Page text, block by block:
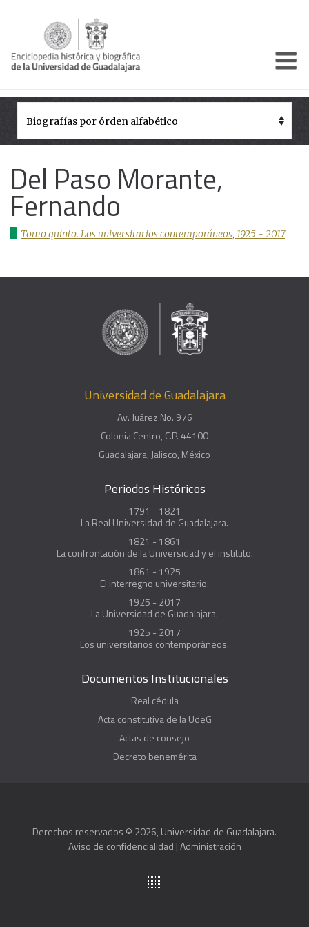
Presentación
Biografías
Documentos institucionales
Del Paso Morante,
Fernando
Tomo quinto. Los universitarios contemporáneos, 1925 - 2017
Universidad de Guadalajara
Av. Juárez No. 976
Colonia Centro, C.P. 44100
Guadalajara, Jalisco, México
Periodos Históricos
1791 - 1821
La Real Universidad de Guadalajara.
1821 - 1861
La confrontación de la Universidad y el instituto.
1861 - 1925
El interregno universitario.
1925 - 2017
La Universidad de Guadalajara.
1925 - 2017
Los universitarios contemporáneos.
Documentos Institucionales
Real cédula
Acta constitutiva de la UdeG
Actas de consejo
Decreto benemérita
Derechos reservados © 2026, Universidad de Guadalajara.
Aviso de confidencialidad |Administración